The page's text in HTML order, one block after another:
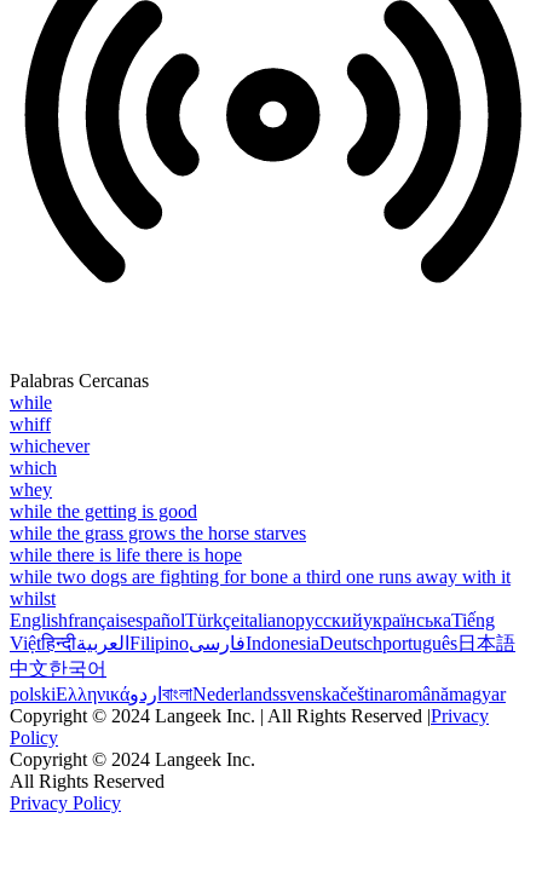
Palabras Cercanas
while
whiff
whichever
which
whey
while the getting is good
while the grass grows the horse starves
while there is life there is hope
while two dogs are fighting for bone a third one runs away with it
whilst
EnglishfrançaisespañolTürkçeitalianoрусскийукраїнськаTiếng
Việtहिन्दीالعربية FilipinoفارسیIndonesiaDeutschportuguês日本語
中文한국어
polskiΕλληνικάاردو বাংলাNederlandssvenskačeštinaromânămagyar
Copyright © 2024 Langeek Inc. | All Rights Reserved |Privacy
Policy
Copyright © 2024 Langeek Inc.
All Rights Reserved
Privacy Policy